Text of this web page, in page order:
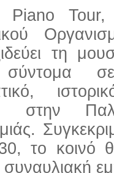
Piano
τη
σύντομα
στην
το κοινό
συναυλιακή